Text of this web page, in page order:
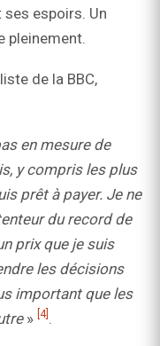
espoirs. Un
pleinement.
de la BBC,
en mesure de
y compris les plus
prêt à payer. Je ne
du record de
prix que je suis
les décisions
important que les
» [4] .